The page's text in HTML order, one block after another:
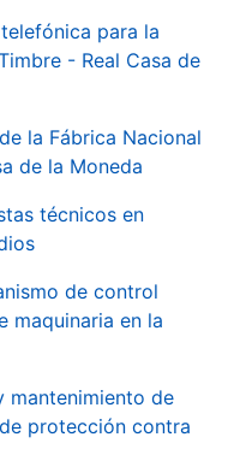
para la
- Real Casa de
la Fábrica Nacional
de la Moneda
técnicos en
de control
maquinaria en la
mantenimiento de
protección contra